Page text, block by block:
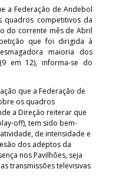
a Federação de Andebol
quadros competitivos da
do corrente mês de Abril
que foi dirigida à
maioria dos
em 12), informa-se do
que a Federação de
os quadros
a Direção reiterar que
off), tem sido bem-
de intensidade e
dos adeptos da
nos Pavilhões, seja
transmissões televisivas